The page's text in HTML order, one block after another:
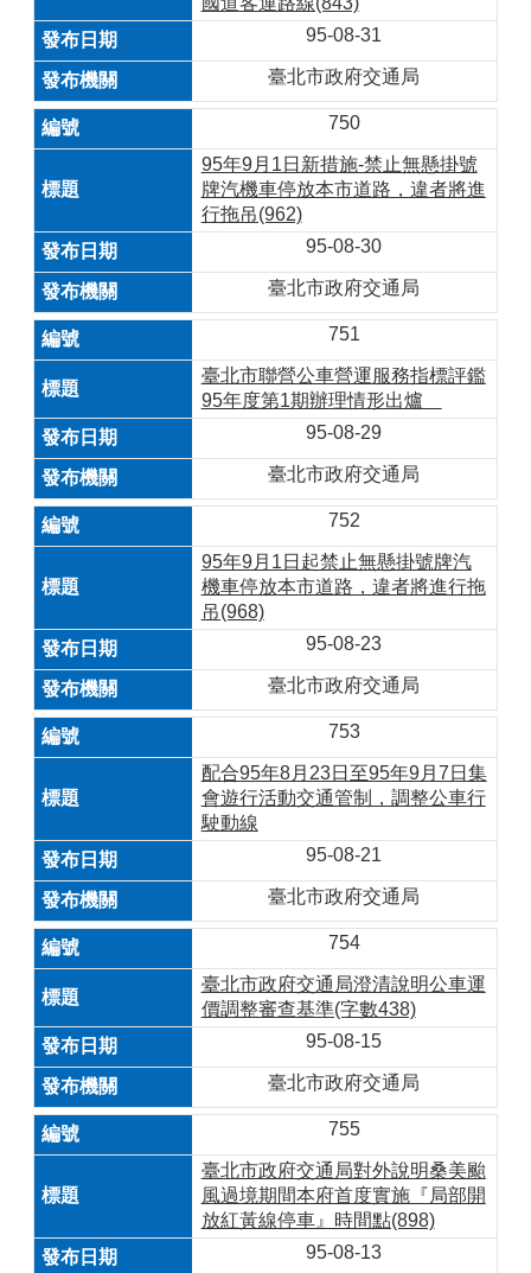
95-08-31
臺北市政府交通局
750
95年9月1日新措施-禁止無懸掛號
牌汽機車停放本市道路，違者將進
行拖吊(962)
95-08-30
臺北市政府交通局
751
臺北市聯營公車營運服務指標評鑑
95年度第1期辦理情形出爐
95-08-29
臺北市政府交通局
752
95年9月1日起禁止無懸掛號牌汽
機車停放本市道路，違者將進行拖
吊(968)
95-08-23
臺北市政府交通局
753
配合95年8月23日至95年9月7日集
會遊行活動交通管制，調整公車行
駛動線
95-08-21
臺北市政府交通局
754
臺北市政府交通局澄清說明公車運
價調整審查基準(字數438)
95-08-15
臺北市政府交通局
755
臺北市政府交通局對外說明桑美颱
風過境期間本府首度實施『局部開
放紅黃線停車』時間點(898)
95-08-13